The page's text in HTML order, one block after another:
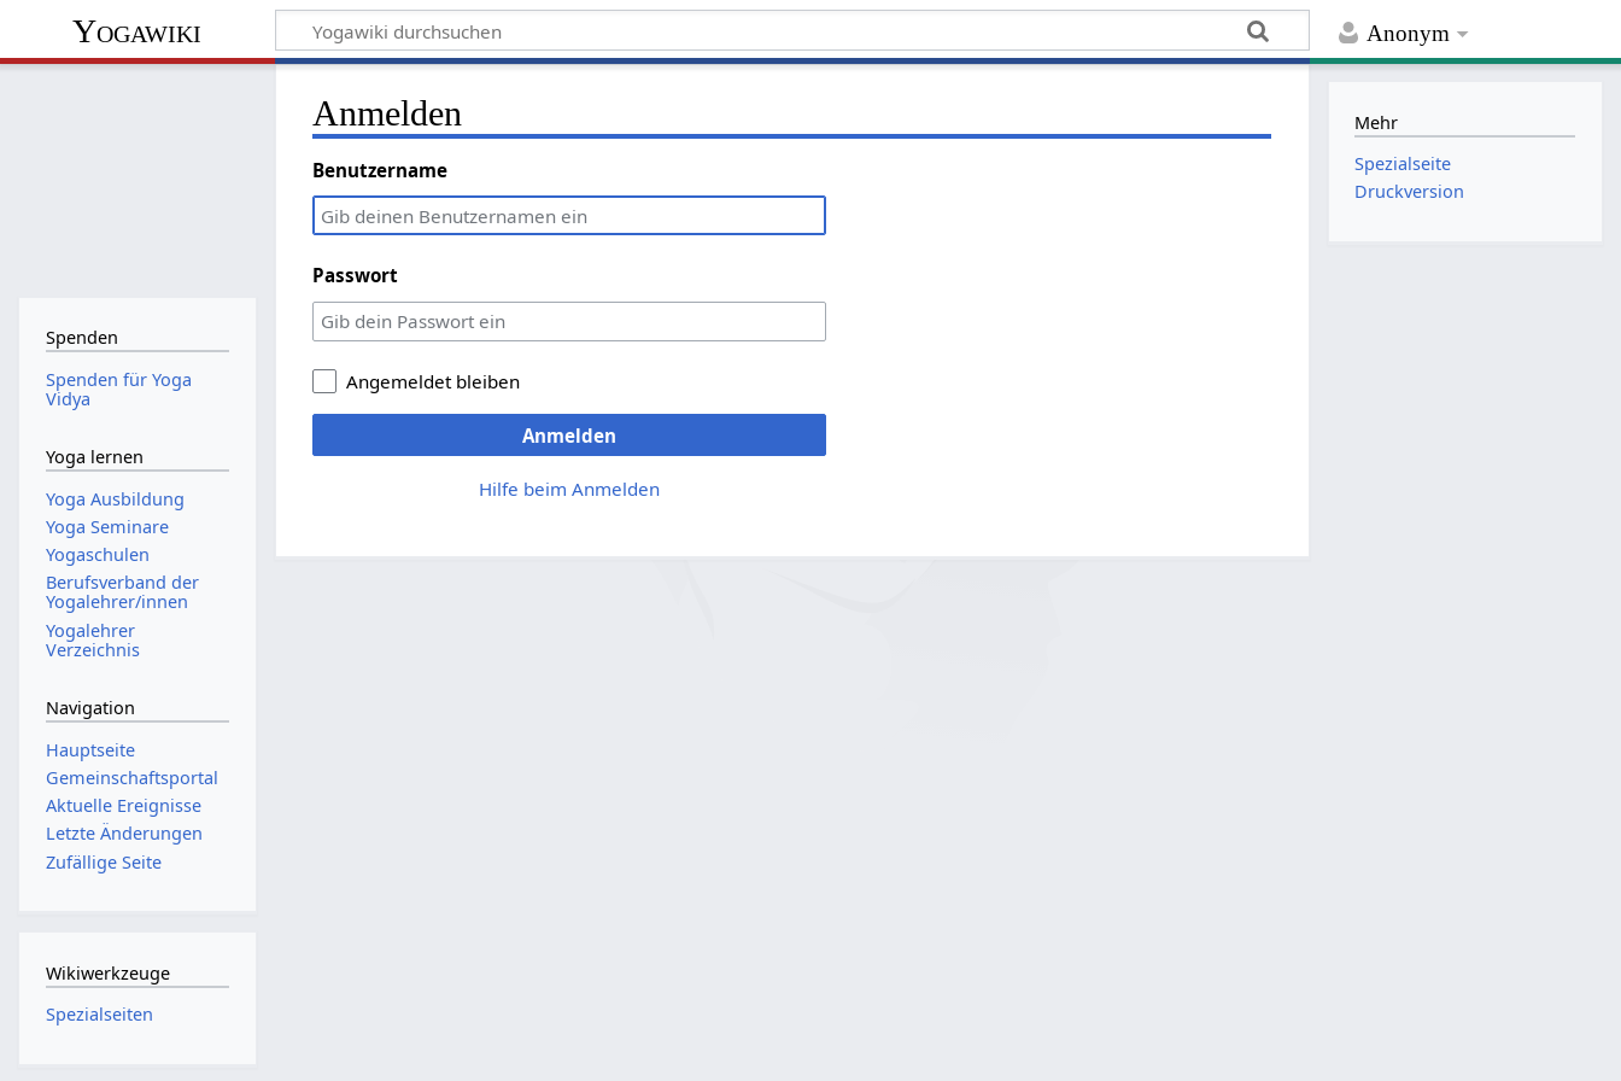
Anonym
Yogawiki
Anmelden
Benutzername
Passwort
Angemeldet bleiben
Anmelden
Hilfe beim Anmelden
Spenden
Spenden für Yoga
Vidya
Yoga lernen
Yoga Ausbildung
Yoga Seminare
Yogaschulen
Berufsverband der
Yogalehrer/innen
Yogalehrer
Verzeichnis
Navigation
Hauptseite
Gemeinschafts­portal
Aktuelle Ereignisse
Letzte Änderungen
Zufällige Seite
Wikiwerkzeuge
Spezialseiten
Mehr
Spezialseite
Druckversion